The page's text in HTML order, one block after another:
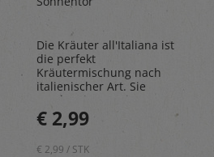
Die Kräuter all'Italiana ist
die perfekt
Kräutermischung nach
italienischer Art. Sie
rundet Pizzen, Risottos
und Pastagerichte ab.
€ 2,99
€ 2,99 / STK